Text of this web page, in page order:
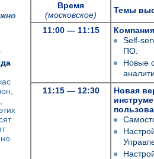
Время
(московское)
Темы
11:00 — 11:15
Self-
ПО.
Новые
11:15 — 12:30
Новая